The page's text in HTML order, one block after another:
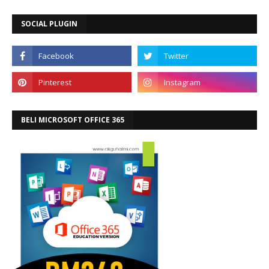
SOCIAL PLUGIN
BELI MICROSOFT OFFICE 365